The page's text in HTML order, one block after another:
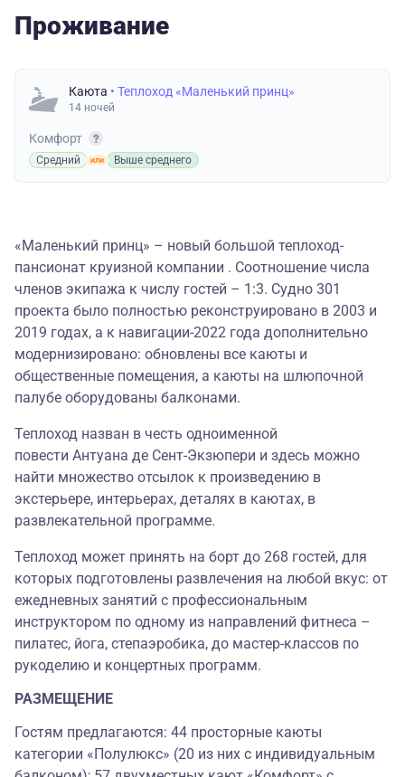
Проживание
Каюта • Теплоход «Маленький принц»
14 ночей
Комфорт
Средний Выше среднего
«Маленький принц» – новый большой теплоход-
пансионат круизной компании . Соотношение числа
членов экипажа к числу гостей – 1:3. Судно 301
проекта было полностью реконструировано в 2003 и
2019 годах, а к навигации-2022 года дополнительно
модернизировано: обновлены все каюты и
общественные помещения, а каюты на шлюпочной
палубе оборудованы балконами.
Теплоход назван в честь одноименной
повести Антуана де Сент-Экзюпери и здесь можно
найти множество отсылок к произведению в
экстерьере, интерьерах, деталях в каютах, в
развлекательной программе.
Теплоход может принять на борт до 268 гостей, для
которых подготовлены развлечения на любой вкус: от
ежедневных занятий с профессиональным
инструктором по одному из направлений фитнеса –
пилатес, йога, степаэробика, до мастер-классов по
рукоделию и концертных программ.
РАЗМЕЩЕНИЕ
Гостям предлагаются: 44 просторные каюты
категории «Полулюкс» (20 из них с индивидуальным